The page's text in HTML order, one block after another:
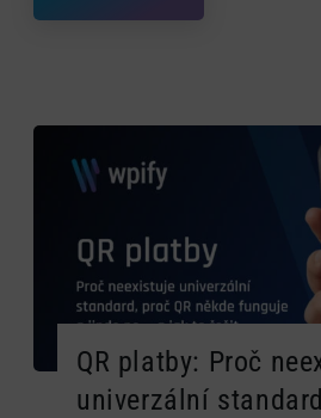
QR platby: Proč
univerzální